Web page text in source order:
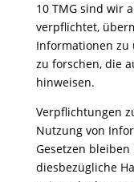
10 TMG sind wir
verpflichtet,
Informationen zu
zu forschen, die
hinweisen.
Verpflichtungen
Nutzung von
Gesetzen
diesbezügliche